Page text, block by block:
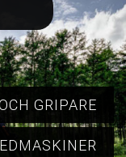
GRIPARE